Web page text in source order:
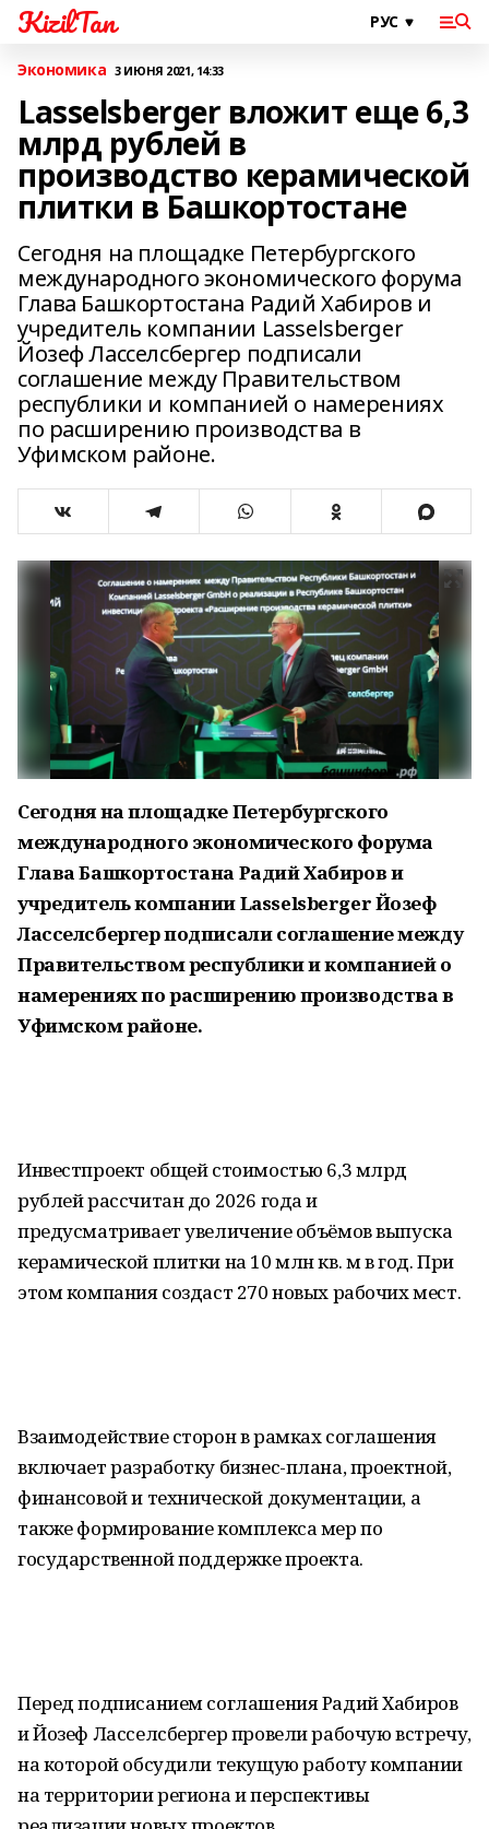
KizilTan
Экономика 3 ИЮНЯ 2021, 14:33
Lasselsberger вложит еще 6,3
млрд рублей в
производство керамической
плитки в Башкортостане
Сегодня на площадке Петербургского
международного экономического форума
Глава Башкортостана Радий Хабиров и
учредитель компании Lasselsberger
Йозеф Ласселсбергер подписали
соглашение между Правительством
республики и компанией о намерениях
по расширению производства в
Уфимском районе.
Сегодня на площадке Петербургского
международного экономического форума
Глава Башкортостана Радий Хабиров и
учредитель компании Lasselsberger Йозеф
Ласселсбергер подписали соглашение между
Правительством республики и компанией о
намерениях по расширению производства в
Уфимском районе.
Инвестпроект общей стоимостью 6,3 млрд
рублей рассчитан до 2026 года и
предусматривает увеличение объёмов выпуска
керамической плитки на 10 млн кв. м в год. При
этом компания создаст 270 новых рабочих мест.
Взаимодействие сторон в рамках соглашения
включает разработку бизнес-плана, проектной,
финансовой и технической документации, а
также формирование комплекса мер по
государственной поддержке проекта.
Перед подписанием соглашения Радий Хабиров
и Йозеф Ласселсбергер провели рабочую встречу,
на которой обсудили текущую работу компании
на территории региона и перспективы